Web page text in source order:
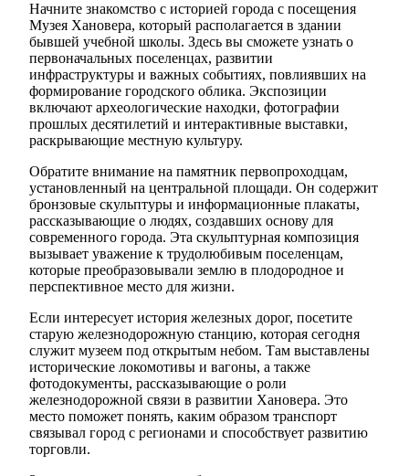
Начните знакомство с историей города с посещения
Музея Хановера, который располагается в здании
бывшей учебной школы. Здесь вы сможете узнать о
первоначальных поселенцах, развитии
инфраструктуры и важных событиях, повлиявших на
формирование городского облика. Экспозиции
включают археологические находки, фотографии
прошлых десятилетий и интерактивные выставки,
раскрывающие местную культуру.
Обратите внимание на памятник первопроходцам,
установленный на центральной площади. Он содержит
бронзовые скульптуры и информационные плакаты,
рассказывающие о людях, создавших основу для
современного города. Эта скульптурная композиция
вызывает уважение к трудолюбивым поселенцам,
которые преобразовывали землю в плодородное и
перспективное место для жизни.
Если интересует история железных дорог, посетите
старую железнодорожную станцию, которая сегодня
служит музеем под открытым небом. Там выставлены
исторические локомотивы и вагоны, а также
фотодокументы, рассказывающие о роли
железнодорожной связи в развитии Хановера. Это
место поможет понять, каким образом транспорт
связывал город с регионами и способствует развитию
торговли.